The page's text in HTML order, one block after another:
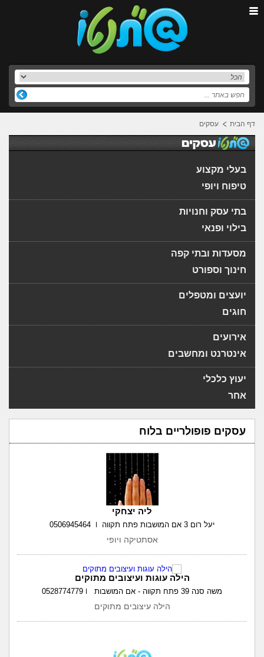
דף הבית עסקים
בעלי מקצוע
טיפוח ויופי
בתי עסק וחנויות
בילוי ופנאי
מסעדות ובתי קפה
חינוך וספורט
יועצים ומטפלים
חוגים
אירועים
אינטרנט ומחשבים
יעוץ כלכלי
אחר
עסקים פופולריים בלוח
ליה יצחקי
יעל רום 3 אם המושבות פתח תקווה 0506945464
אסתטיקה ויופי
הילה עוגות ועיצובים מתוקים
משה סנה 39 פתח תקווה - אם המושבות 0528774779
הילה עיצובים מתוקים